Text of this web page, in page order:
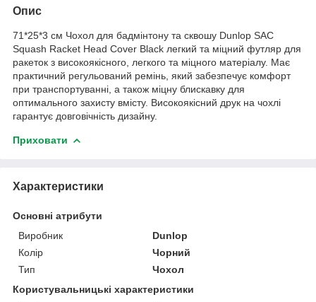
Опис
71*25*3 см Чохол для бадмінтону та сквошу Dunlop SAC
Squash Racket Head Cover Black легкий та міцний футляр для
ракеток з високоякісного, легкого та міцного матеріалу. Має
практичний регульований ремінь, який забезпечує комфорт
при транспортуванні, а також міцну блискавку для
оптимального захисту вмісту. Високоякісний друк на чохлі
гарантує довговічність дизайну.
Приховати
Характеристики
Основні атрибути
Виробник
Dunlop
Колір
Чорний
Тип
Чохол
Користувальницькі характеристики